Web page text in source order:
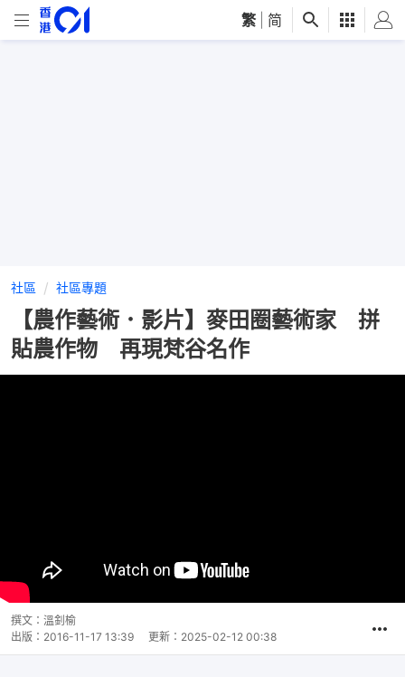
繁 简
社區 社區專題
【農作藝術．影片】麥田圈藝術家 拼
貼農作物 再現梵谷名作
撰文： 溫釗榆
出版： 2016-11-17 13:39 更新： 2025-02-12 00:38